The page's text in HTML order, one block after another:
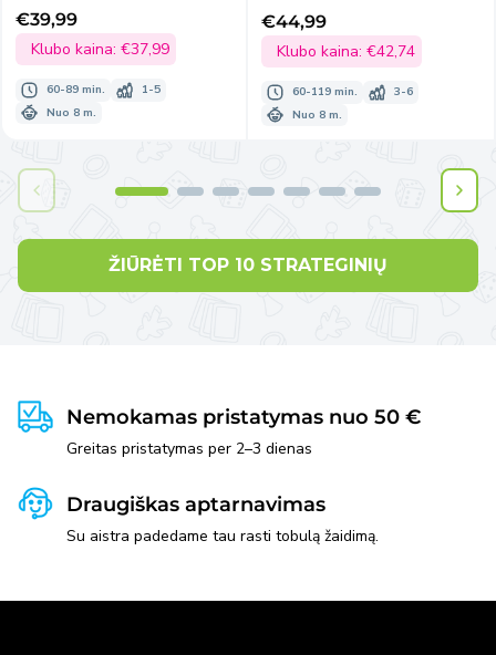
Išpardavimo
kaina
€39,99
Klubo kaina: €37,99
60-89 min.
1-5
Nuo 8 m.
Išpardavimo
kaina
€44,99
Klubo kaina: €42,74
60-119 min.
3-6
Nuo 8 m.
ŽIŪRĖTI TOP 10 STRATEGINIŲ
Nemokamas pristatymas nuo 50 €
Greitas pristatymas per 2–3 dienas
Draugiškas aptarnavimas
Su aistra padedame tau rasti tobulą žaidimą.